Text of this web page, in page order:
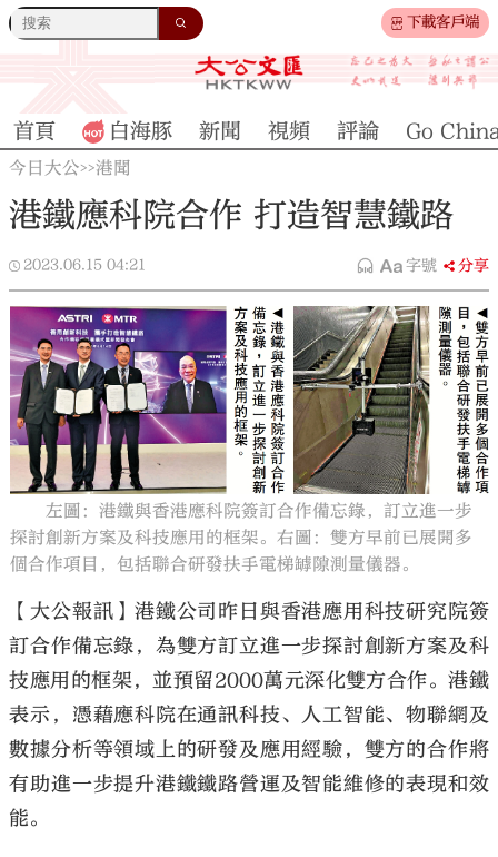
下載客戶端
大公文匯
首頁 白海豚 新聞 視頻 評論 Go
今日大公>>港聞
港鐵應科院合作 打造智慧鐵路
2023.06.15 04:21 字號 分享
左圖：港鐵與香港應科院簽訂合作備忘錄，訂立進一步
探討創新方案及科技應用的框架。右圖：雙方早前已展開多
個合作項目，包括聯合研發扶手電梯罅隙測量儀器。
【大公報訊】港鐵公司昨日與香港應用科技研究院簽
訂合作備忘錄，為雙方訂立進一步探討創新方案及科
技應用的框架，並預留2000萬元深化雙方合作。港鐵
表示，憑藉應科院在通訊科技、人工智能、物聯網及
數據分析等領域上的研發及應用經驗，雙方的合作將
有助進一步提升港鐵鐵路營運及智能維修的表現和效
能。